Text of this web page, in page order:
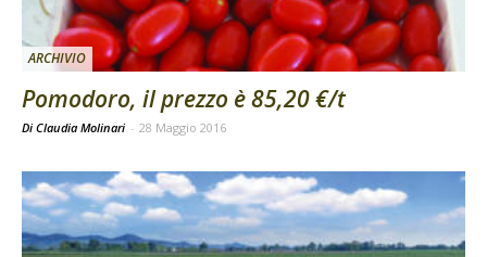
ARCHIVIO
Pomodoro, il prezzo è 85,20 €/t
Di Claudia Molinari - 28 Maggio 2016